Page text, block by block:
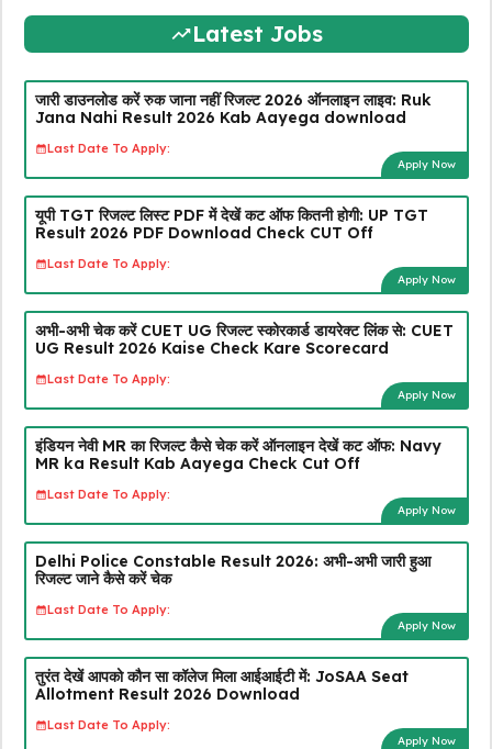
Latest Jobs
जारी डाउनलोड करें रुक जाना नहीं रिजल्ट 2026 ऑनलाइन लाइव: Ruk
Jana Nahi Result 2026 Kab Aayega download
Last Date To Apply:
Apply Now
यूपी TGT रिजल्ट लिस्ट PDF में देखें कट ऑफ कितनी होगी: UP TGT
Result 2026 PDF Download Check CUT Off
Last Date To Apply:
Apply Now
अभी-अभी चेक करें CUET UG रिजल्ट स्कोरकार्ड डायरेक्ट लिंक से: CUET
UG Result 2026 Kaise Check Kare Scorecard
Last Date To Apply:
Apply Now
इंडियन नेवी MR का रिजल्ट कैसे चेक करें ऑनलाइन देखें कट ऑफ: Navy
MR ka Result Kab Aayega Check Cut Off
Last Date To Apply:
Apply Now
Delhi Police Constable Result 2026: अभी-अभी जारी हुआ
रिजल्ट जाने कैसे करें चेक
Last Date To Apply:
Apply Now
तुरंत देखें आपको कौन सा कॉलेज मिला आईआईटी में: JoSAA Seat
Allotment Result 2026 Download
Last Date To Apply:
Apply Now